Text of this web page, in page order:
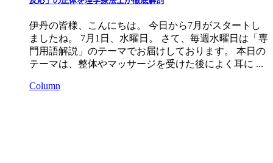
伊丹の皆様、こんにちは。 今日から7月がスタートし
ましたね。 7月1日、水曜日。 さて、毎週水曜日は「専
門用語解説」のテーマでお届けしております。 本日の
テーマは、整体やマッサージを受けた後によく耳に ...
Column